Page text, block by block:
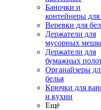
Баночки и
контейнеры
Веревки для
Держатели для
мусорных
Держатели для
бумажных
Органайзеры
белья
Крючки для
и кухни
Ещё